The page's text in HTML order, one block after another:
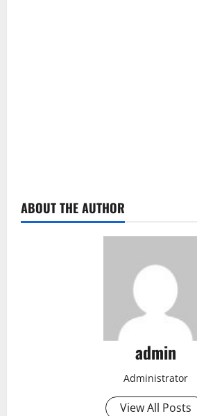
ABOUT THE AUTHOR
admin
Administrator
View All Posts